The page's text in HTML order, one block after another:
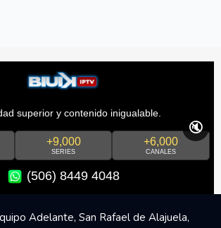
superior y contenido inigualable.
+9,000
SERIES
+6,000
CANALES
(506) 8449 4048
🔇
Adelante, San Rafael de Alajuela,